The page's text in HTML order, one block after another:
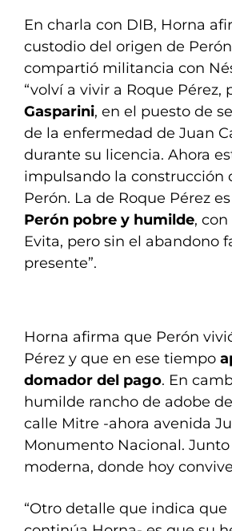
En charla con DIB, Horna
custodio del origen de
compartió militancia con
“volví a vivir a Roque Pérez,
Gasparini, en el puesto de
de la enfermedad de Juan
durante su licencia. Ahora
impulsando la construcción
Perón. La de Roque Pérez
Perón pobre y humilde,
Evita, pero sin el abandono
presente”.
Horna afirma que Perón
Pérez y que en ese tiempo
domador del pago. En
humilde rancho de adobe
calle Mitre -ahora avenida
Monumento Nacional.
moderna, donde hoy
“Otro detalle que indica